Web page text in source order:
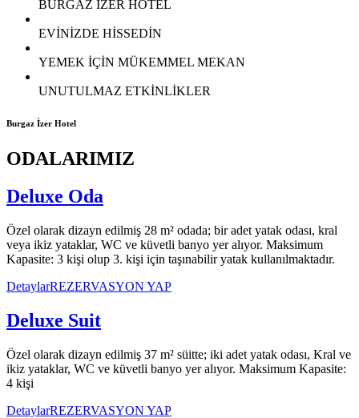
BURGAZ İZER HOTEL
EVİNİZDE HİSSEDİN
YEMEK İÇİN MÜKEMMEL MEKAN
UNUTULMAZ ETKİNLİKLER
Burgaz İzer Hotel
ODALARIMIZ
Deluxe Oda
Özel olarak dizayn edilmiş 28 m² odada; bir adet yatak odası, kral
veya ikiz yataklar, WC ve küvetli banyo yer alıyor. Maksimum
Kapasite: 3 kişi olup 3. kişi için taşınabilir yatak kullanılmaktadır.
DetaylarREZERVASYON YAP
Deluxe Suit
Özel olarak dizayn edilmiş 37 m² süitte; iki adet yatak odası, Kral ve
ikiz yataklar, WC ve küvetli banyo yer alıyor. Maksimum Kapasite:
4 kişi
DetaylarREZERVASYON YAP